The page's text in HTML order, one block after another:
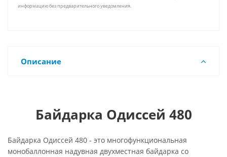
информацию без предварительного уведомления.
Описание
Байдарка Одиссей 480
Байдарка Одиссей 480 - это многофункциональная
монобаллонная надувная двухместная байдарка со